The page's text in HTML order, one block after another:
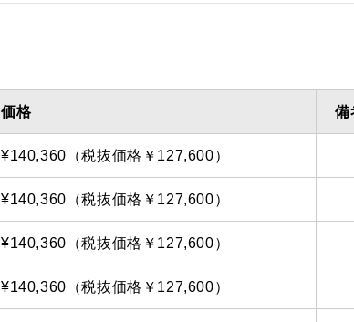
価格 備
¥140,360（税抜価格￥127,600）
¥140,360（税抜価格￥127,600）
¥140,360（税抜価格￥127,600）
¥140,360（税抜価格￥127,600）